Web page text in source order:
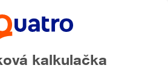
kalkulačka